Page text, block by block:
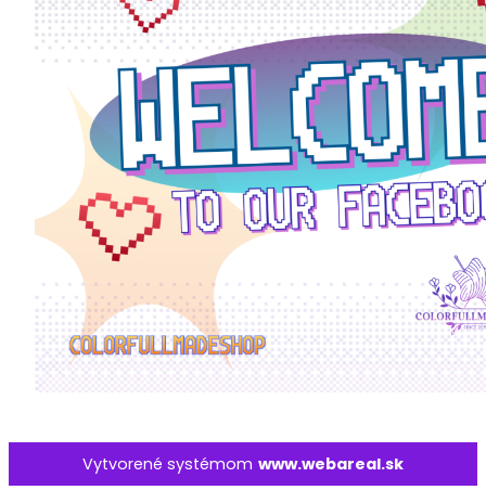
Vytvorené systémom www.webareal.sk